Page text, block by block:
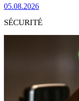
05.08.2026
SÉCURITÉ